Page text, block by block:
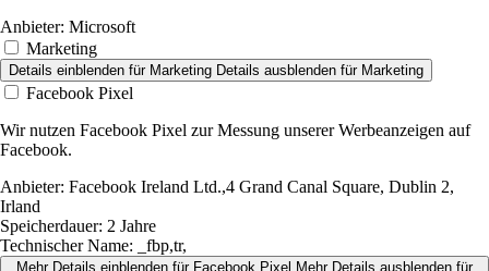
Anbieter: Microsoft
Marketing
Details einblenden für Marketing Details ausblenden für Marketing
Facebook Pixel
Wir nutzen Facebook Pixel zur Messung unserer Werbeanzeigen auf
Facebook.
Anbieter: Facebook Ireland Ltd.,4 Grand Canal Square, Dublin 2,
Irland
Speicherdauer: 2 Jahre
Technischer Name: _fbp,tr,
Mehr Details einblenden für Facebook Pixel Mehr Details ausblenden für